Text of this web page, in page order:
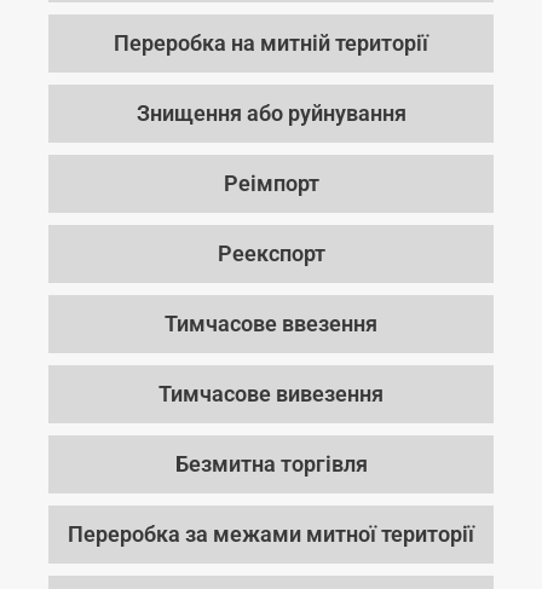
Переробка на митній території
Знищення або руйнування
Реімпорт
Реекспорт
Тимчасове ввезення
Тимчасове вивезення
Безмитна торгівля
Переробка за межами митної території